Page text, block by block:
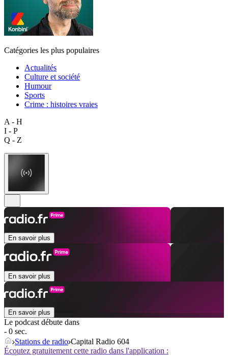
Catégories les plus populaires
Actualités
Culture et société
Humour
Sports
Crime : histoires vraies
A - H
I - P
Q - Z
En savoir plus
En savoir plus
En savoir plus
Le podcast débute dans
- 0 sec.
Stations de radio Capital Radio 604
Écoutez gratuitement cette radio dans l'application :